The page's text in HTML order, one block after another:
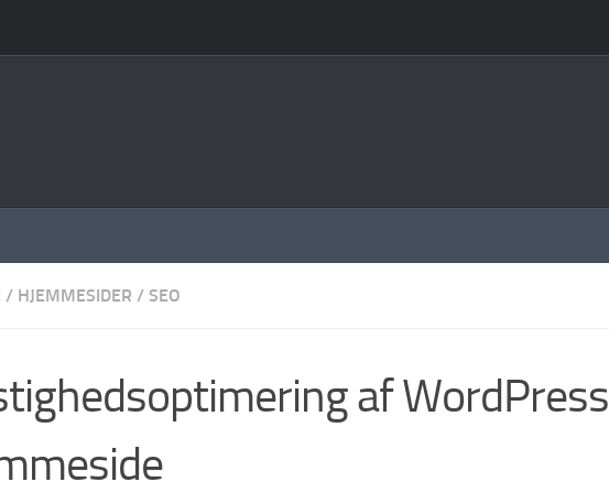
/ HJEMMESIDER / SEO
af WordPress